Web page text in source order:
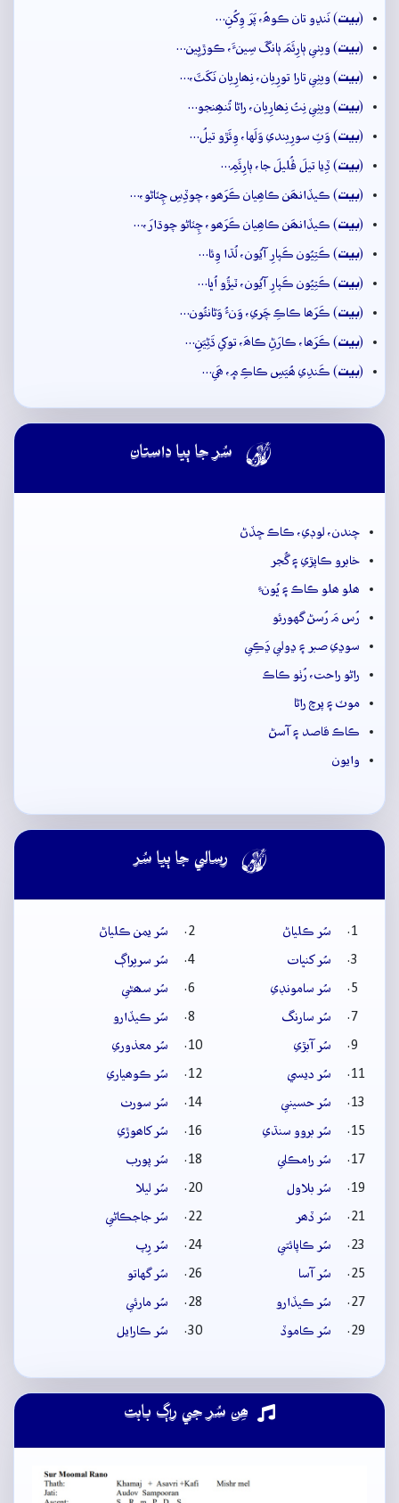
(بيت) نَنڍو تان ڪوھُ، پَرَ وِکُنِ…
(بيت) ويٺي ٻارِئَمَ ٻانگَ سِينءَ، ڪوڙيِين…
(بيت) ويٺِي تارا تورِيان، نِھارِيان نَکَٽَ،…
(بيت) ويٺِي نِتُ نِھارِيان، راڻا تُنھِنجو…
(بيت) وَٽِ سورِيندي وَلَها، وِئَڙو تيلُ…
(بيت) ڏِيا تيلَ ڦُليلَ جا، ٻارِئَمِ…
(بيت) ڪيڏانھَن ڪاھِيان ڪَرَھو، چوڏِسِ چِٽاڻو،…
(بيت) ڪيڏانھَن ڪاھِيان ڪَرَھو، چِٽاڻو چوڌارَ،…
(بيت) ڪَتِيُون ڪَپارِ آيُون، لُڌا وِئا…
(بيت) ڪَتِيُون ڪَپارِ آيُون، ٽيڙُو اُڀا…
(بيت) ڪَرَھا ڪاڪِ چَري، وَنءُ وَڻانئُون…
(بيت) ڪَرَھا، ڪارَڻِ ڪاھَ، توکي ڌَڻِيَنِ…
(بيت) ڪَندِي ھُيَسِ ڪاڪِ ۾، ھَي…
 سُر جا ٻيا داستان
چندن، لوڊي، ڪاڪ ڇڏڻ
خابرو ڪاپڙي ۽ گُجر
ھلو ھلو ڪاڪ ۽ ڀُونءِ
رُس مَ رُسڻ گهورئو
سوڍي صبر ۽ ڍولي ڍَڪِي
راڻو راحت، رُٺو ڪاڪ
موٽ ۽ پرچ راڻا
ڪاڪ قاصد ۽ آسڻ
وايون
 رسالي جا ٻيا سُر
سُر ڪلياڻ
سُر يمن ڪلياڻ
سُر کنڀات
سُر سريراڳ
سُر سامونڊي
سُر سھڻي
سُر سارنگ
سُر ڪيڏارو
سُر آبڙي
سُر معذوري
سُر ديسي
سُر ڪوھياري
سُر حسيني
سُر سورٺ
سُر بروو سنڌي
سُر کاھوڙي
سُر رامڪلي
سُر پورب
سُر بلاول
سُر ليلا
سُر ڏھر
سُر جاجڪاڻي
سُر ڪاپائتي
سُر رِپ
سُر آسا
سُر گهاتو
سُر ڪيڏارو
سُر مارئي
سُر ڪاموڏ
سُر ڪارايل
ھِن سُر جي راڳ بابت